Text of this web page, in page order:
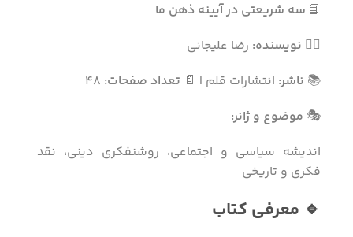
📘 سه شریعتی در آیینه ذهن ما
✍🏻 نویسنده: رضا علیجانی
📚 ناشر: انتشارات قلم | 📄 تعداد صفحات:
🎭 موضوع و ژانر:
اندیشه سیاسی و اجتماعی، روشنفکری دینی، نقد
فکری و تاریخی
🔹 معرفی کتاب